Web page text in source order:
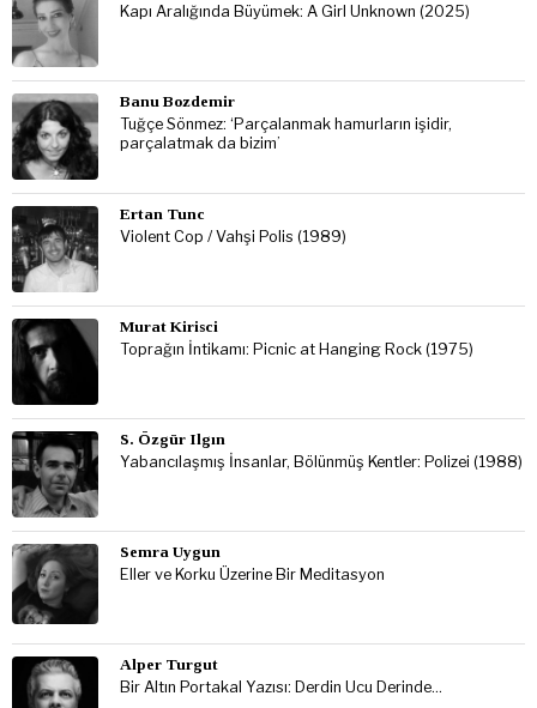
Kapı Aralığında Büyümek: A Girl Unknown (2025)
Banu Bozdemir
Tuğçe Sönmez: ‘Parçalanmak hamurların işidir,
parçalatmak da bizim’
Ertan Tunc
Violent Cop / Vahşi Polis (1989)
Murat Kirisci
Toprağın İntikamı: Picnic at Hanging Rock (1975)
S. Özgür Ilgın
Yabancılaşmış İnsanlar, Bölünmüş Kentler: Polizei (1988)
Semra Uygun
Eller ve Korku Üzerine Bir Meditasyon
Alper Turgut
Bir Altın Portakal Yazısı: Derdin Ucu Derinde…